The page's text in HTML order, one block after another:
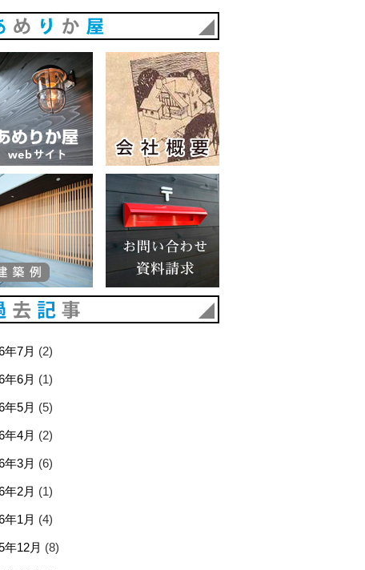
あめりか屋WEBサイト
年7月 (2)
年6月 (1)
年5月 (5)
年4月 (2)
年3月 (6)
年2月 (1)
年1月 (4)
年12月 (8)